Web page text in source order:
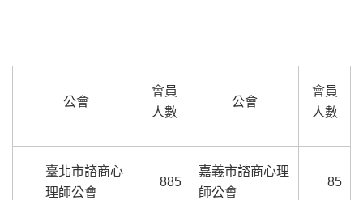
公會
會員
人數
公會
會員
人數
臺北市諮商心
理師公會
885
嘉義市諮商心理
師公會
85